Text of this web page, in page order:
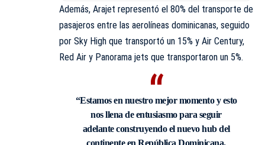
Además, Arajet representó el 80% del transporte de
pasajeros entre las aerolíneas dominicanas, seguido
por Sky High que transportó un 15% y Air Century,
Red Air y Panorama jets que transportaron un 5%.
“Estamos en nuestro mejor momento y esto
nos llena de entusiasmo para seguir
adelante construyendo el nuevo hub del